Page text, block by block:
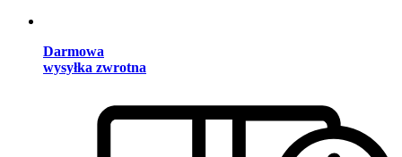
Darmowa
wysyłka zwrotna